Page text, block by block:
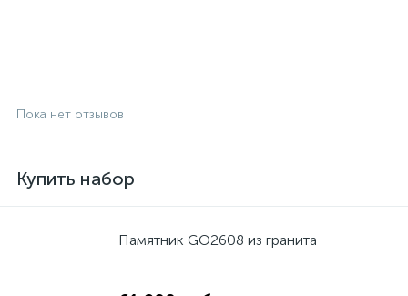
Пока нет отзывов
Купить набор
Памятник GO2608 из гранита